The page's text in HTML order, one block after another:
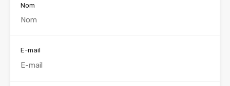
Nom
E-mail